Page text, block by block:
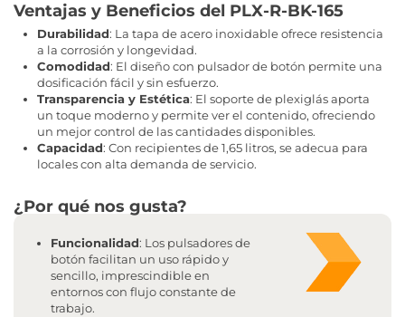
Ventajas y Beneficios del PLX-R-BK-165
Durabilidad: La tapa de acero inoxidable ofrece resistencia
a la corrosión y longevidad.
Comodidad: El diseño con pulsador de botón permite una
dosificación fácil y sin esfuerzo.
Transparencia y Estética: El soporte de plexiglás aporta
un toque moderno y permite ver el contenido, ofreciendo
un mejor control de las cantidades disponibles.
Capacidad: Con recipientes de 1,65 litros, se adecua para
locales con alta demanda de servicio.
¿Por qué nos gusta?
Funcionalidad: Los pulsadores de
botón facilitan un uso rápido y
sencillo, imprescindible en
entornos con flujo constante de
trabajo.